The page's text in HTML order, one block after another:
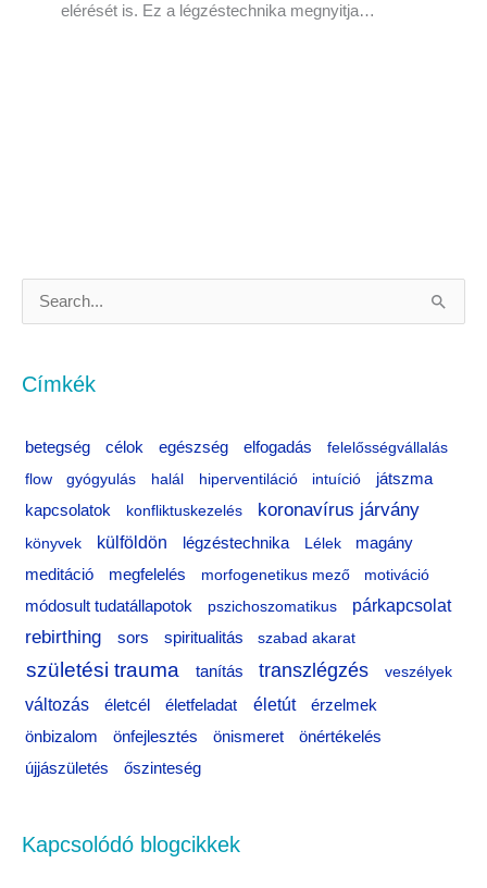
elérését is. Ez a légzéstechnika megnyitja…
Címkék
betegség célok egészség elfogadás
felelősségvállalás
flow
gyógyulás halál hiperventiláció intuíció
játszma
kapcsolatok
konfliktuskezelés koronavírus járvány
könyvek külföldön légzéstechnika Lélek magány
meditáció megfelelés morfogenetikus mező motiváció
módosult tudatállapotok pszichoszomatikus párkapcsolat
rebirthing sors spiritualitás szabad akarat
születési trauma tanítás transzlégzés veszélyek
változás életcél életfeladat életút
érzelmek
önbizalom
önfejlesztés önismeret
önértékelés
újjászületés
őszinteség
Kapcsolódó blogcikkek